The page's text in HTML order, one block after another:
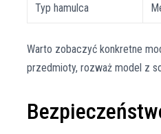
Typ hamulca
Warto zobaczyć konkretne
przedmioty, rozważ model z